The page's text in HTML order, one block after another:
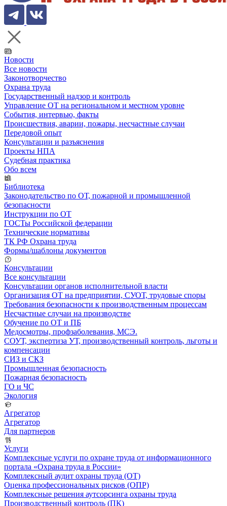
Новости
Все новости
Законотворчество
Охрана труда
Государственный надзор и контроль
Управление ОТ на региональном и местном уровне
События, интервью, факты
Происшествия, аварии, пожары, несчастные случаи
Передовой опыт
Консультации и разъяснения
Проекты НПА
Судебная практика
Обо всем
Библиотека
Законодательство по ОТ, пожарной и промышленной
безопасности
Инструкции по ОТ
ГОСТы Российской федерации
Технические нормативы
ТК РФ Охрана труда
Формы/шаблоны документов
Консультации
Все консультации
Консультации органов исполнительной власти
Организация ОТ на предприятии, СУОТ, трудовые споры
Требования безопасности к производственным процессам
Несчастные случаи на производстве
Обучение по ОТ и ПБ
Медосмотры, профзаболевания, МСЭ.
СОУТ, экспертиза УТ, производственный контроль, льготы и
компенсации
СИЗ и СКЗ
Промышленная безопасность
Пожарная безопасность
ГО и ЧС
Экология
Агрегатор
Агрегатор
Для партнеров
Услуги
Комплексные услуги по охране труда от информационного
портала «Охрана труда в России»
Комплексный аудит охраны труда (ОТ)
Оценка профессиональных рисков (ОПР)
Комплексные решения аутсорсинга охраны труда
Производственный контроль (ПК)